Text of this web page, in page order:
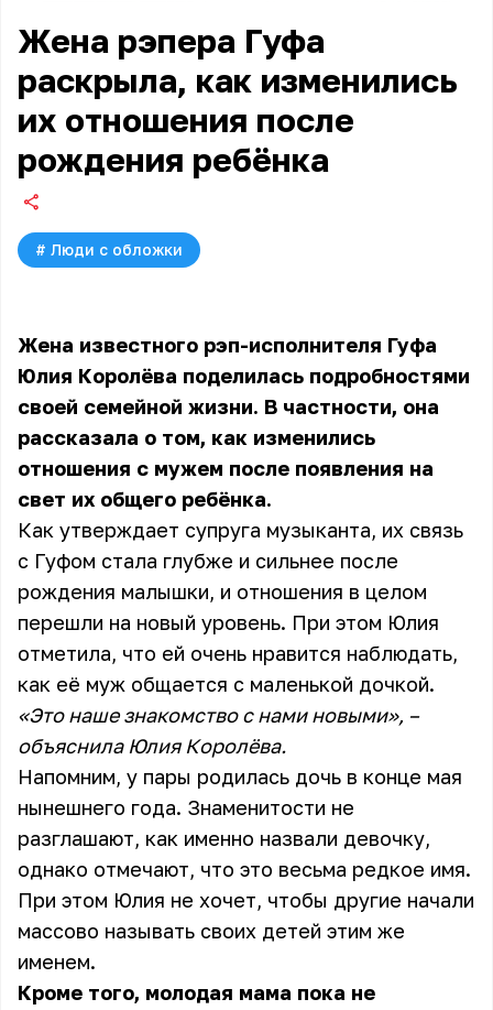
Жена рэпера Гуфа
раскрыла, как изменились
их отношения после
рождения ребёнка
# Люди с обложки
Жена известного рэп-исполнителя Гуфа
Юлия Королёва поделилась подробностями
своей семейной жизни. В частности, она
рассказала о том, как изменились
отношения с мужем после появления на
свет их общего ребёнка.
Как утверждает супруга музыканта, их связь
с Гуфом стала глубже и сильнее после
рождения малышки, и отношения в целом
перешли на новый уровень. При этом Юлия
отметила, что ей очень нравится наблюдать,
как её муж общается с маленькой дочкой.
«Это наше знакомство с нами новыми», –
объяснила Юлия Королёва.
Напомним, у пары родилась дочь в конце мая
нынешнего года. Знаменитости не
разглашают, как именно назвали девочку,
однако отмечают, что это весьма редкое имя.
При этом Юлия не хочет, чтобы другие начали
массово называть своих детей этим же
именем.
Кроме того, молодая мама пока не